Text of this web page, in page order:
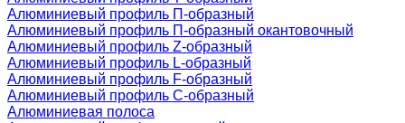
Алюминиевый профиль П-образный
Алюминиевый профиль П-образный окантовочный
Алюминиевый профиль Z-образный
Алюминиевый профиль L-образный
Алюминиевый профиль F-образный
Алюминиевый профиль C-образный
Алюминиевая полоса